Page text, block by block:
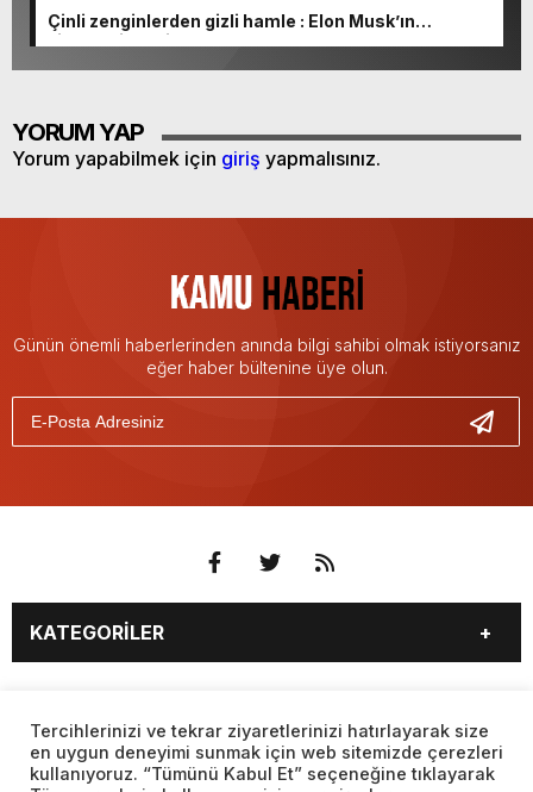
Çinli zenginlerden gizli hamle : Elon Musk’ın
şirketlerine milyonlarca dolar akıyor!
YORUM YAP
Yorum yapabilmek için giriş yapmalısınız.
Günün önemli haberlerinden anında bilgi sahibi olmak istiyorsanız
eğer haber bültenine üye olun.
KATEGORİLER
EĞİTİM
SAĞLIK
YAŞAM
SPOR
SAYFALAR
BURÇLAR CANLI BORSA
Tercihlerinizi ve tekrar ziyaretlerinizi hatırlayarak size
en uygun deneyimi sunmak için web sitemizde çerezleri
kullanıyoruz. “Tümünü Kabul Et” seçeneğine tıklayarak